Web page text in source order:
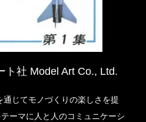
ト社 Model Art Co., Ltd.
じてモノづくりの楽しさを提
ーマに人と人のコミュニケーシ